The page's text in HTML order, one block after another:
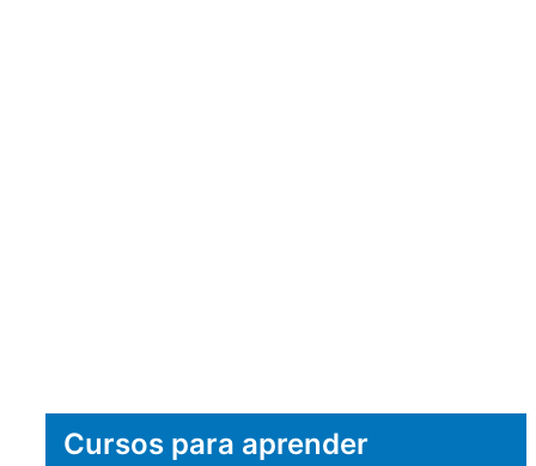
Cursos para aprender